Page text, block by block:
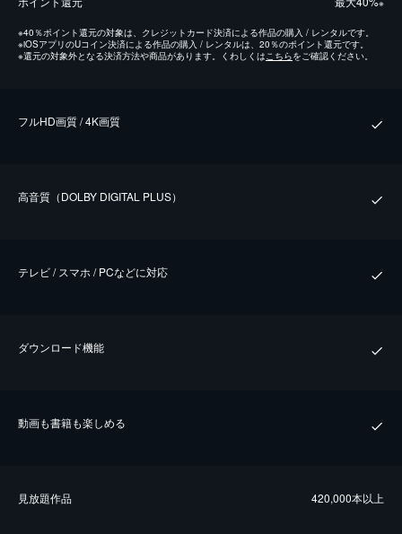
※
※40％ポイント還元の対象は、クレジットカード決済による作品の購入 / レンタルです。
※iOSアプリのUコイン決済による作品の購入 / レンタルは、20％のポイント還元です。
※還元の対象外となる決済方法や商品があります。くわしくはこちらをご確認ください。
フルHD画質 / 4K画質
⾼⾳質（DOLBY DIGITAL PLUS）
テレビ / スマホ / PCなどに対応
ダウンロード機能
動画も書籍も楽しめる
⾒放題作品 420,000本以上